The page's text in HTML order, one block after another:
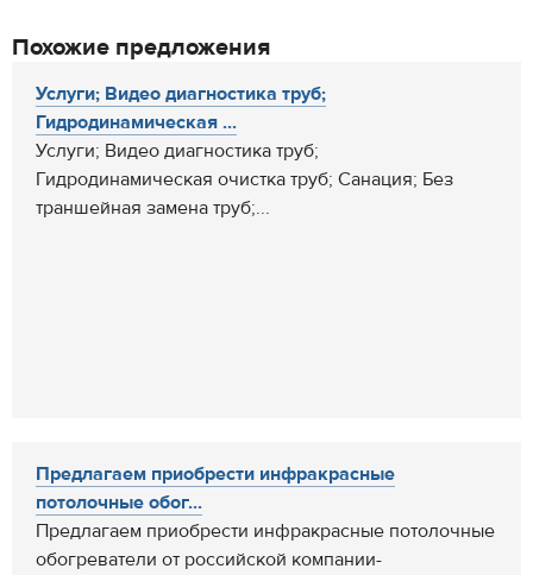
Похожие предложения
Услуги; Видео диагностика труб;
Гидродинамическая ...
Услуги; Видео диагностика труб;
Гидродинамическая очистка труб; Санация; Без
траншейная замена труб;...
Предлагаем приобрести инфракрасные
потолочные обог...
Предлагаем приобрести инфракрасные потолочные
обогреватели от российской компании-